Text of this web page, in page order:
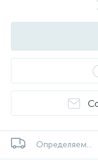
Определяем...